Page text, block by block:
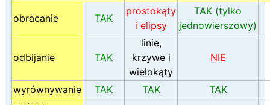
obracanie TAK
prostokąty
i elipsy
TAK (tylko
jednowierszowy)
odbijanie TAK
linie,
krzywe i
wielokąty
NIE
wyrównywanie TAK TAK
TAK